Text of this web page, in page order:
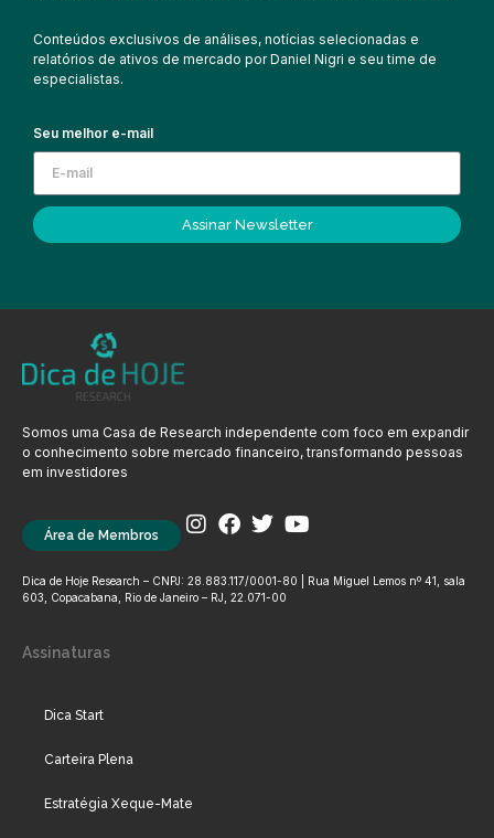
Conteúdos exclusivos de análises, notícias selecionadas e
relatórios de ativos de mercado por Daniel Nigri e seu time de
especialistas.
Seu melhor e-mail
Assinar Newsletter
Somos uma Casa de Research independente com foco em expandir
o conhecimento sobre mercado financeiro, transformando pessoas
em investidores
Área de Membros
Dica de Hoje Research – CNPJ: 28.883.117/0001-80 | Rua Miguel Lemos nº 41, sala
603, Copacabana, Rio de Janeiro – RJ, 22.071-00
Assinaturas
Dica Start
Carteira Plena
Estratégia Xeque-Mate